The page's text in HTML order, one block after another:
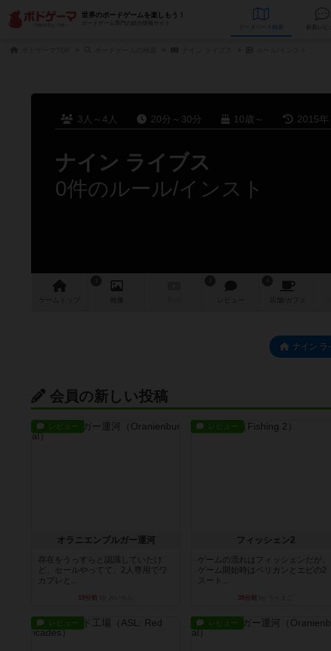
世界のボードゲームを楽しもう！
ボードゲーム専門の総合情報サイト
データベース
3人～4人 20分～30分 10歳～ 2015年
ナイン ライブス
0件のルール/インスト
ゲーム 画像 レビュー 店舗/ カフェ
ナイン ラ
会員の新しい投稿
レビュー
オラニエンブルガー運河
存在をうっすらと認識していたけ
ど、セールやってて、2人専用でワ
カプレと...
19分前
レビュー
フィッシェン2
ゲームの流れはフィッシェンだが、
ゲーム開始時はペリカンとエビの2
スート...
38分前
レビュー レビュー